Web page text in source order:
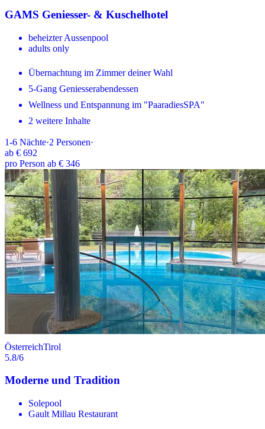
GAMS Geniesser- & Kuschelhotel
beheizter Aussenpool
adults only
Übernachtung im Zimmer deiner Wahl
5-Gang Geniesserabendessen
Wellness und Entspannung im "PaaradiesSPA"
2 weitere Inhalte
1-6 Nächte·2 Personen·
ab € 692
pro Person ab € 346
ÖsterreichTirol
5.8/6
Moderne und Tradition
Solepool
Gault Millau Restaurant